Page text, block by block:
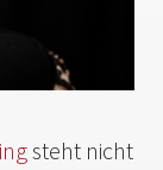
steht nicht